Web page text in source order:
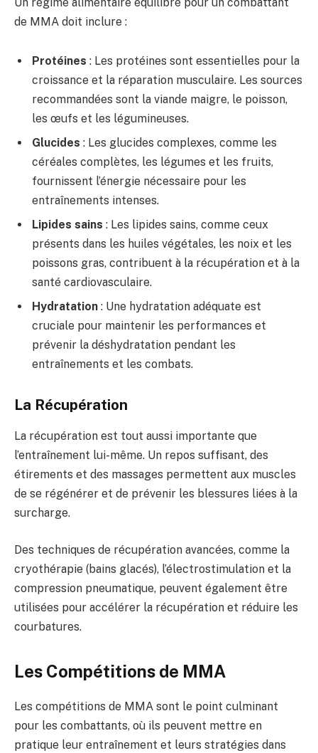
de MMA doit inclure :
Protéines : Les protéines sont essentielles pour la
croissance et la réparation musculaire. Les sources
recommandées sont la viande maigre, le poisson,
les œufs et les légumineuses.
Glucides : Les glucides complexes, comme les
céréales complètes, les légumes et les fruits,
fournissent l’énergie nécessaire pour les
entraînements intenses.
Lipides sains : Les lipides sains, comme ceux
présents dans les huiles végétales, les noix et les
poissons gras, contribuent à la récupération et à la
santé cardiovasculaire.
Hydratation : Une hydratation adéquate est
cruciale pour maintenir les performances et
prévenir la déshydratation pendant les
entraînements et les combats.
La Récupération
La récupération est tout aussi importante que
l’entraînement lui-même. Un repos suffisant, des
étirements et des massages permettent aux muscles
de se régénérer et de prévenir les blessures liées à la
surcharge.
Des techniques de récupération avancées, comme la
cryothérapie (bains glacés), l’électrostimulation et la
compression pneumatique, peuvent également être
utilisées pour accélérer la récupération et réduire les
courbatures.
Les Compétitions de MMA
Les compétitions de MMA sont le point culminant
pour les combattants, où ils peuvent mettre en
pratique leur entraînement et leurs stratégies dans